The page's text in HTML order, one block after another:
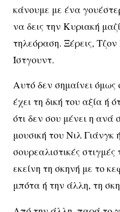
κάνουμε με ένα
να δεις την Κυριακή
τηλεόραση. Ξέρεις,
Ίστγουντ.
Αυτό δεν σημαίνει όμως
έχει τη δική του αξία ή
ότι δεν σου μένει η ανά
μουσική του Νιλ Γιάνγκ
σουρεαλιστικές
εκείνη τη σκηνή με το
μπότα ή την άλλη, τη